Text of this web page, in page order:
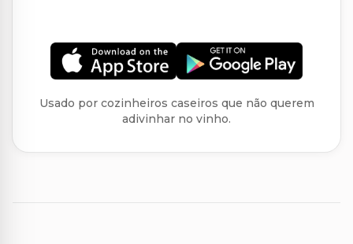
Usado por cozinheiros caseiros que não querem
adivinhar no vinho.